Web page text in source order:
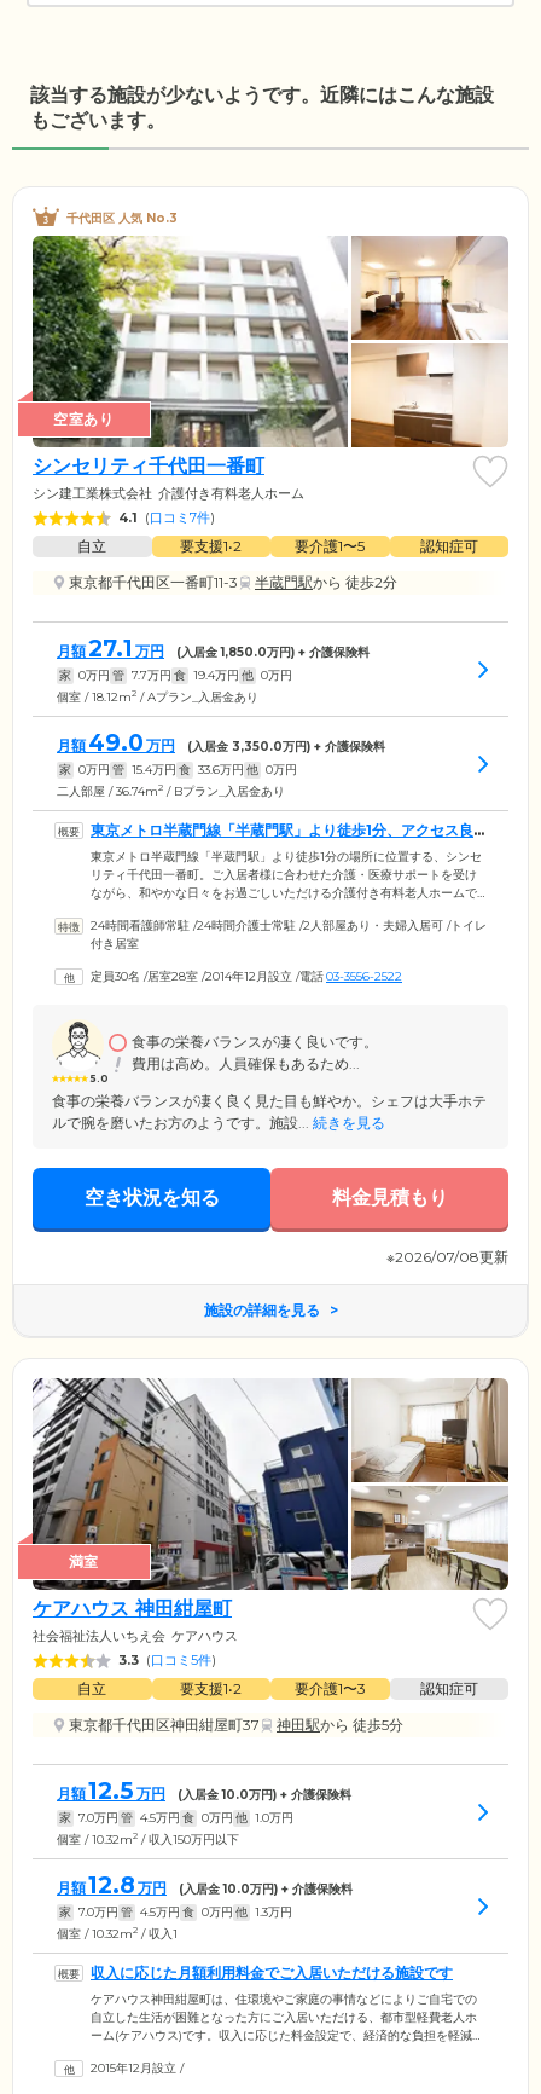
該当する施設が少ないようです。近隣にはこんな施設
もございます。
千代田区 人気 No.3
空室あり
シンセリティ千代田一番町
シン建工業株式会社 介護付き有料老人ホーム
4.1 (口コミ7件)
自立 要支援1•2 要介護1〜5
認知症可
東京都千代田区一番町11-3
半蔵門駅から 徒歩2分
月額27.1 万円 (入居金1,850.0万円) + 介護保険料
家 0万円 管 7.7万円 食 19.4万円 他 0万円
個室 / 18.12m2 / Aプラン_入居金あり
月額 49.0 万円 (入居金 3,350.0万円) + 介護保険料
家 0万円 管 15.4万円 食 33.6万円 他 0万円
二人部屋 / 36.74m2 / Bプラン_入居金あり
東京メトロ半蔵門線「半蔵門駅」より徒歩1分、アクセス良
好な施設です
東京メトロ半蔵門線「半蔵門駅」より徒歩1分の場所に位置する、シンセ
リティ千代田一番町。ご入居者様に合わせた介護・医療サポートを受け
ながら、和やかな日々をお過ごしいただける介護付き有料老人ホームで
立」の方から、常時介護が必要な方まで、幅広くご入居いただけます。
プライベートスペースである居室は、全室個室です。1人部屋と、ご夫婦
す。真心をこめて、誠実に、ご入居者様お一人おひとりの意思を尊重し
24時間看護師常駐 /24時間介護士常駐 /2人部屋あり・夫婦入居可 /トイレ
付き居室
定員30名 /居室28室 /2014年12月設立 /電話03-3556-2522
5.0
食事の栄養バランスが凄く良いです。
費用は高め。人員確保もあるため...
食事の栄養バランスが凄く良く見た目も鮮やか。シェフは大手ホテ
ルで腕を磨いたお方のようです。施設... 続きを見る
空き状況を知る 料金見積もり
※2026/07/08更新
施設の詳細を見る
満室
ケアハウス 神田紺屋町
社会福祉法人いちえ会 ケアハウス
3.3 (口コミ5件)
自立 要支援1•2 要介護1〜3
認知症可
東京都千代田区神田紺屋町37
神田駅から 徒歩5分
月額12.5 万円 (入居金10.0万円) + 介護保険料
家 7.0万円 管 4.5万円 食 0万円 他 1.0万円
個室 / 10.32m2 / 収入150万円以下
月額12.8 万円 (入居金10.0万円) + 介護保険料
家 7.0万円 管 4.5万円 食 0万円 他 1.3万円
個室 / 10.32m2 / 収入1
収入に応じた月額利用料金でご入居いただける施設です
ケアハウス神田紺屋町は、住環境やご家庭の事情などによりご自宅での
自立した生活が困難となった方にご入居いただける、都市型軽費老人ホ
ーム(ケアハウス)です。収入に応じた料金設定で、経済的な負担を軽減す
提供し、健康的で明るい生活をお送りいただけるようサポートいたしま
2015年12月設立 /